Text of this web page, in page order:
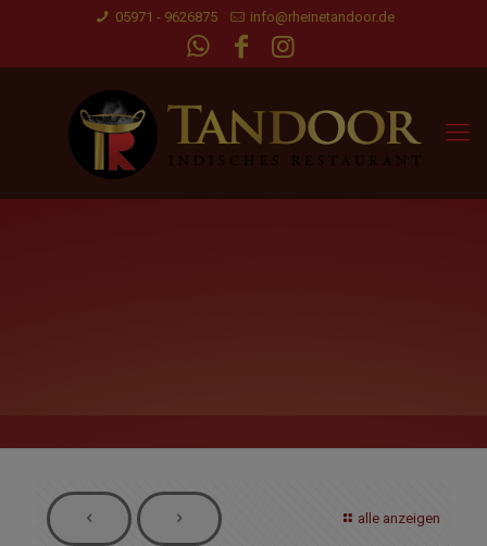
05971 - 9626875 info@rheinetandoor.de
alle anzeigen